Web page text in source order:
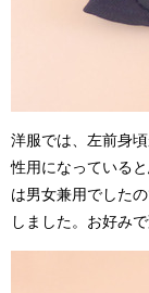
洋服では、左前身
性用になっている
は男女兼用でした
しました。お好み